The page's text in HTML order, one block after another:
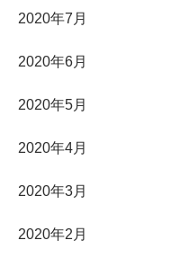
2020年7月
2020年6月
2020年5月
2020年4月
2020年3月
2020年2月